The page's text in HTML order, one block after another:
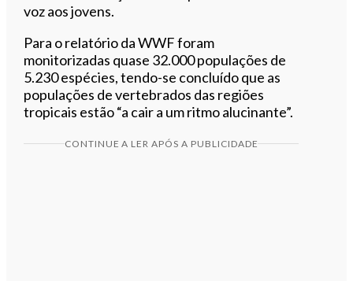
voz aos jovens.
Para o relatório da WWF foram
monitorizadas quase 32.000 populações de
5.230 espécies, tendo-se concluído que as
populações de vertebrados das regiões
tropicais estão “a cair a um ritmo alucinante”.
CONTINUE A LER APÓS A PUBLICIDADE